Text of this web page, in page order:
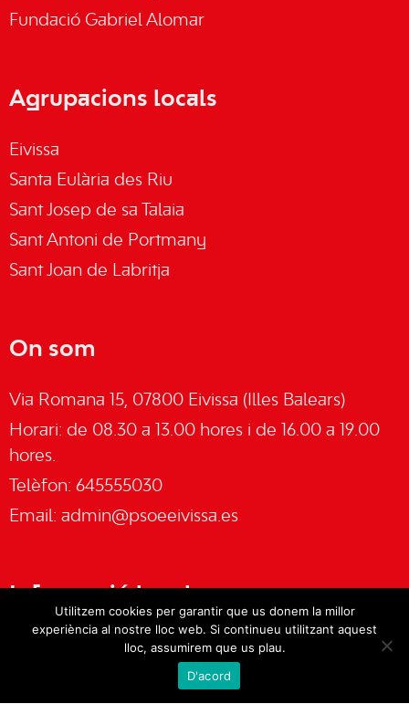
Fundació Gabriel Alomar
Agrupacions locals
Eivissa
Santa Eulària des Riu
Sant Josep de sa Talaia
Sant Antoni de Portmany
Sant Joan de Labritja
On som
Via Romana 15, 07800 Eivissa (Illes Balears)
Horari: de 08.30 a 13.00 hores i de 16.00 a 19.00
hores.
Telèfon: 645555030
Email: admin@psoeeivissa.es
Informació legal
Utilitzem cookies per garantir que us donem la millor
experiència al nostre lloc web. Si continueu utilitzant aquest
lloc, assumirem que us plau.
D'acord